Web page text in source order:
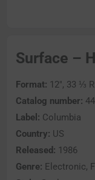
Surface –
Format: 12″, 33 ⅓
Catalog number:
Label: Columbia
Country: US
Released: 1986
Genre: Electronic,